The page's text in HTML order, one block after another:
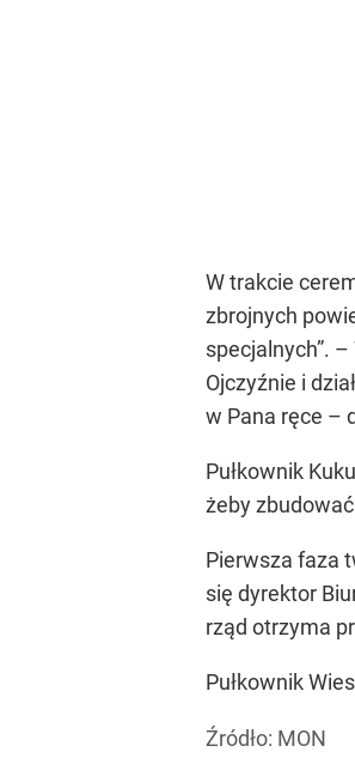
W trakcie
zbrojnych
specjalnych”.
Ojczyźnie i
w Pana ręce –
Pułkownik
żeby
Pierwsza faza
się dyrektor
rząd otrzyma
Pułkownik
Źródło: MON